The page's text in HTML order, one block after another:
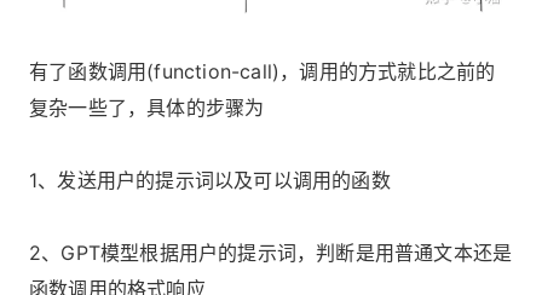
有了函数调用(function-call)，调用的方式就比之前的
复杂一些了，具体的步骤为
1、发送用户的提示词以及可以调用的函数
2、GPT模型根据用户的提示词，判断是用普通文本还是
函数调用的格式响应